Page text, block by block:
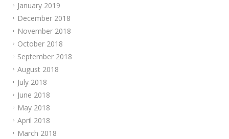
January 2019
December 2018
November 2018
October 2018
September 2018
August 2018
July 2018
June 2018
May 2018
April 2018
March 2018